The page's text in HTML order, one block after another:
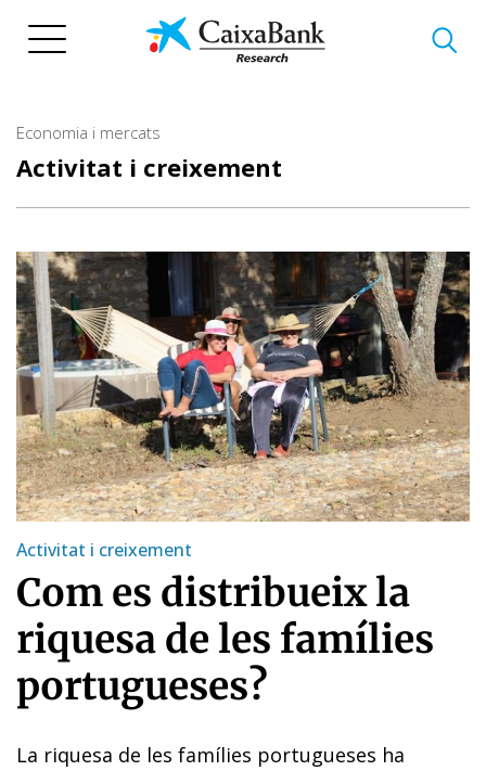
Economia i mercats
Activitat i creixement
Activitat i creixement
Com es distribueix la
riquesa de les famílies
portugueses?
La riquesa de les famílies portugueses ha